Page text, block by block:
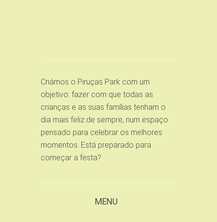
Criámos o Piruças Park com um
objetivo: fazer com que todas as
crianças e as suas famílias tenham o
dia mais feliz de sempre, num espaço
pensado para celebrar os melhores
momentos. Está preparado para
começar a festa?
MENU